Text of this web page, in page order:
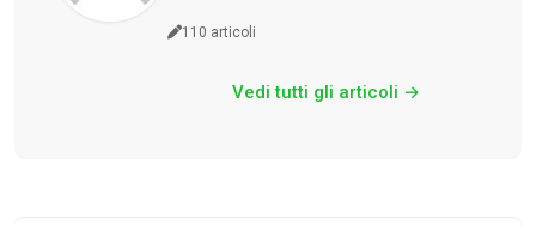
110 articoli
Vedi tutti gli articoli →